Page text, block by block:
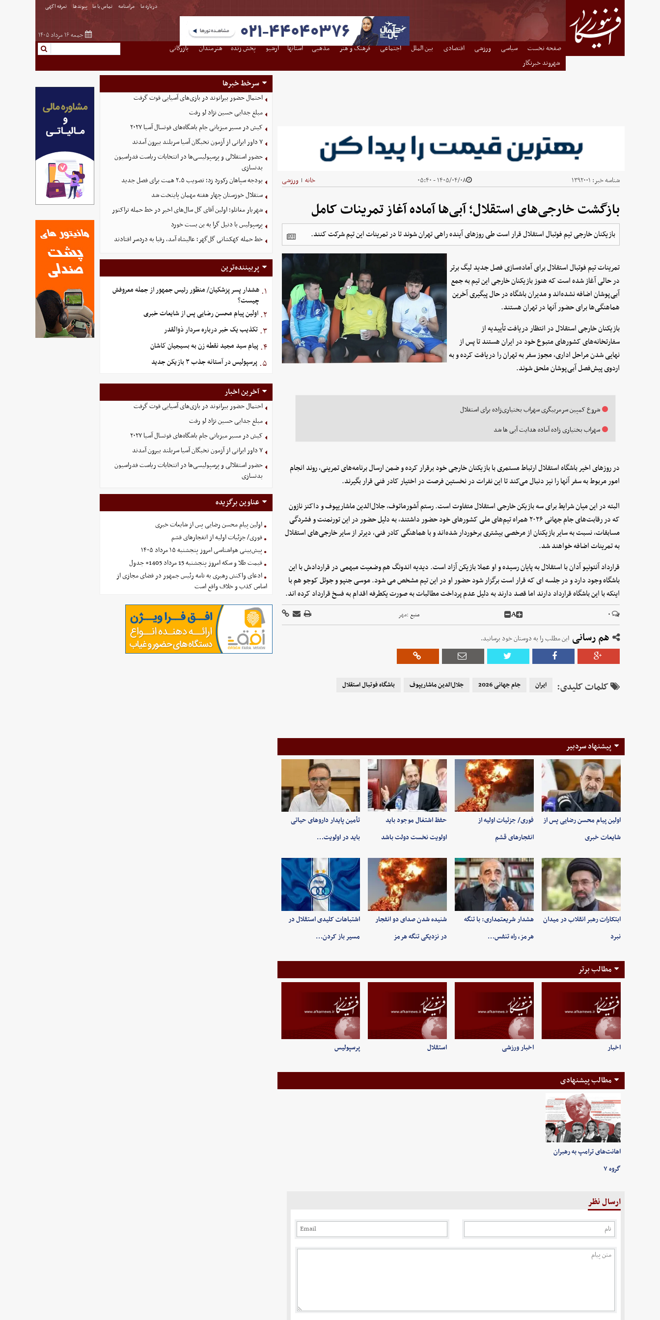
درباره ما مرامنامه تماس با ما پیوندها تعرفه اگهی
جمعه ۱۶ مرداد ۱۴۰۵
صفحه نخست سیاسی ورزشی اقتصادی بین الملل اجتماعی فرهنگ و هنر مذهبی استانها آرشیو پخش زنده هنرمندان
بازرگانی
شهروند خبرنگار
شناسه خبر: ۱۳۹۲۰۰۱ ۱۴۰۵/۰۴/۰۸ - ۰۵:۴۰ خانه | ورزشی
بازگشت خارجی‌های استقلال؛ آبی‌ها آماده آغاز تمرینات کامل
بازیکنان خارجی تیم فوتبال استقلال قرار است طی روزهای آینده راهی تهران شوند تا در تمرینات این تیم شرکت کنند.
تمرینات تیم فوتبال استقلال برای آماده‌سازی فصل جدید لیگ برتر
در حالی آغاز شده است که هنوز بازیکنان خارجی این تیم به جمع
آبی‌پوشان اضافه نشده‌اند و مدیران باشگاه در حال پیگیری آخرین
هماهنگی‌ها برای حضور آنها در تهران هستند.
بازیکنان خارجی استقلال در انتظار دریافت تأییدیه از
سفارتخانه‌های کشورهای متبوع خود در ایران هستند تا پس از
نهایی شدن مراحل اداری، مجوز سفر به تهران را دریافت کرده و به
اردوی پیش‌فصل آبی‌پوشان ملحق شوند.
شروع کمپین سرمربیگری سهراب بختیاری‌زاده برای استقلال
سهراب بختیاری زاده آماده هدایت آبی ها شد
در روزهای اخیر باشگاه استقلال ارتباط مستمری با بازیکنان خارجی خود برقرار کرده و ضمن ارسال برنامه‌های تمرینی، روند انجام
امور مربوط به سفر آنها را نیز دنبال می‌کند تا این نفرات در نخستین فرصت در اختیار کادر فنی قرار بگیرند.
البته در این میان شرایط برای سه بازیکن خارجی استقلال متفاوت است. رستم آشورماتوف، جلال‌الدین ماشاریپوف و داکنز نازون
که در رقابت‌های جام جهانی ۲۰۲۶ همراه تیم‌های ملی کشورهای خود حضور داشتند، به دلیل حضور در این تورنمنت و فشردگی
مسابقات، نسبت به سایر بازیکنان از مرخصی بیشتری برخوردار شده‌اند و با هماهنگی کادر فنی، دیرتر از سایر خارجی‌های استقلال
به تمرینات اضافه خواهند شد.
قرارداد آنتونیو آدان با استقلال به پایان رسیده و او عملا بازیکن آزاد است. دیدیه اندونگ هم وضعیت مبهمی در قراردادش با این
باشگاه وجود دارد و در جلسه ای که قرار است برگزار شود حضور او در این تیم مشخص می شود. موسی جنپو و جوئل کوجو هم با
اینکه با این باشگاه قرارداد دارند اما قصد دارند به دلیل عدم پرداخت مطالبات به صورت یکطرفه اقدام به فسخ قرارداد کرده اند.
۰ A منبع :مهر
هم رسانی این مطلب را به دوستان خود برسانید.
کلمات کلیدی: ایران جام جهانی 2026 جلال‌الدین ماشاریپوف باشگاه فوتبال استقلال
پیشنهاد سردبیر
اولین پیام محسن رضایی پس از
شایعات خبری
فوری/ جزئیات اولیه از
انفجارهای قشم
حفظ اشتغال موجود باید
اولویت نخست دولت باشد
تأمین پایدار داروهای حیاتی
باید در اولویت…
ابتکارات رهبر انقلاب در میدان
نبرد
هشدار شریعتمداری: با تنگه
هرمز، راه تنفس…
شنیده شدن صدای دو انفجار
در نزدیکی تنگه هرمز
اشتباهات کلیدی استقلال در
مسیر باز کردن…
مطالب برتر
اخبار اخبار ورزشی استقلال پرسپولیس
مطالب پیشنهادی
اهانت‌های ترامپ به رهبران
گروه ۷
ارسال نظر
سرخط خبرها
احتمال حضور بیرانوند در بازی‌های آسیایی قوت گرفت
مبلغ جدایی حسین نژاد لو رفت
کیش در مسیر میزبانی جام باشگاه‌های فوتسال آسیا ۲۰۲۷
۷ داور ایرانی از آزمون نخبگان آسیا سربلند بیرون آمدند
حضور استقلالی و پرسپولیسی‌ها در انتخابات ریاست فدراسیون
بدنسازی
بودجه سپاهان رکورد زد؛ تصویب ۲.۵ همت برای فصل جدید
ستقلال خوزستان چهار هفته مهمان پایتخت شد
شهریار مغانلو؛ اولین آقای گل سال‌های اخیر در خط حمله تراکتور
پرسپولیس با دنیل گرا به بن بست خورد
خط حمله کهکشانی گل‌گهر؛ عالیشاه آمد، رقبا به دردسر افتادند
پربیننده‌ترین
۱. هشدار پسر پزشکیان/ منظور رئیس جمهور از جمله معروفش
چیست؟
۲. اولین پیام محسن رضایی پس از شایعات خبری
۳. تکذیب یک خبر درباره سردار ذوالقدر
۴. پیام سید مجید نقطه زن به بسیجیان کاشان
۵. پرسپولیس در آستانه جذب ۳ بازیکن جدید
آخرین اخبار
احتمال حضور بیرانوند در بازی‌های آسیایی قوت گرفت
مبلغ جدایی حسین نژاد لو رفت
کیش در مسیر میزبانی جام باشگاه‌های فوتسال آسیا ۲۰۲۷
۷ داور ایرانی از آزمون نخبگان آسیا سربلند بیرون آمدند
حضور استقلالی و پرسپولیسی‌ها در انتخابات ریاست فدراسیون
بدنسازی
عناوین برگزیده
اولین پیام محسن رضایی پس از شایعات خبری
فوری/ جزئیات اولیه از انفجارهای قشم
پیش‌بینی هواشناسی امروز پنجشنبه ۱۵ مرداد ۱۴۰۵
قیمت طلا و سکه امروز پنجشنبه 15 مرداد 1405+ جدول
ادعای واکنش رهبری به نامه رئیس جمهور در فضای مجازی از
اساس کذب و خلاف واقع است